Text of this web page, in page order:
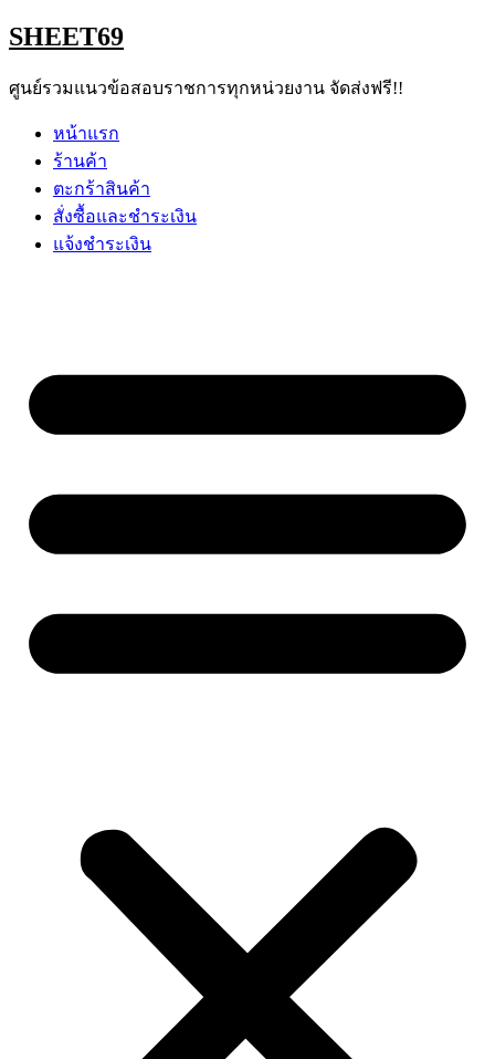
Skip
to
SHEET69
ศูนย์รวมแนวข้อสอบราชการทุกหน่วยงาน จัดส่งฟรี!!
หน้าแรก
ร้านค้า
ตะกร้าสินค้า
สั่งซื้อและชำระเงิน
แจ้งชำระเงิน